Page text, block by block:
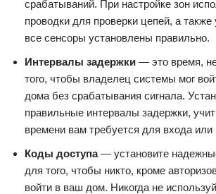
срабатываний. При настройке зон
проводки для проверки цепей, а также
все сенсоры установлены правильно.
Интервалы задержки — это время,
того, чтобы владелец системы мог
дома без срабатывания сигнала.
правильные интервалы задержки,
времени вам требуется для входа
Коды доступа— установите
для того, чтобы никто, кроме
войти в ваш дом. Никогда не